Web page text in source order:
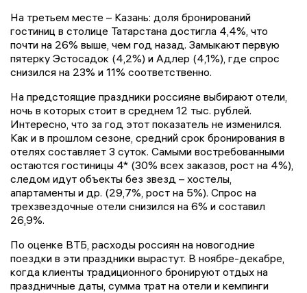
На третьем месте – Казань: доля бронирований
гостиниц в столице Татарстана достигла 4,4%, что
почти на 26% выше, чем год назад. Замыкают первую
пятерку Эстосадок (4,2%) и Адлер (4,1%), где спрос
снизился на 23% и 11% соответственно.
На предстоящие праздники россияне выбирают отели,
ночь в которых стоит в среднем 12 тыс. рублей.
Интересно, что за год этот показатель не изменился.
Как и в прошлом сезоне, средний срок бронирования в
отелях составляет 3 суток. Самыми востребованными
остаются гостиницы 4* (30% всех заказов, рост на 4%),
следом идут объекты без звезд – хостелы,
апартаменты и др. (29,7%, рост на 5%). Спрос на
трехзвездочные отели снизился на 6% и составил
26,9%.
По оценке ВТБ, расходы россиян на новогодние
поездки в эти праздники вырастут. В ноябре-декабре,
когда клиенты традиционного бронируют отдых на
праздничные даты, сумма трат на отели и кемпинги